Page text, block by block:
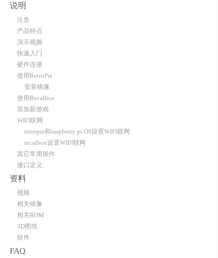
说明
注意
产品特点
演示视频
快速入门
硬件连接
使用RetroPie
安装镜像
使用Recalbox
添加新游戏
WIFI联网
retropie和raspberry pi OS设置WIFI联网
recalbox设置WIFI联网
其它常用操作
接口定义
资料
视频
相关镜像
相关ROM
3D图纸
软件
FAQ